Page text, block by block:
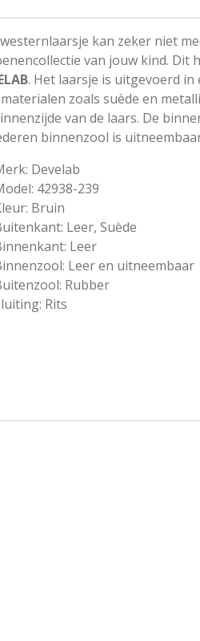
kan zeker niet
van jouw kind. Dit
. Het laarsje is uitgevoerd
zoals suède en
van de laars. De
binnenzool is
Develab
42938-239
Bruin
Leer, Suède
Leer
Leer en uitneembaar
Rubber
Rits